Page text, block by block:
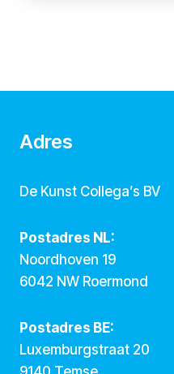
Adres
De Kunst Collega’s BV
Postadres NL:
Noordhoven 19
6042 NW Roermond
Postadres BE:
Luxemburgstraat 20